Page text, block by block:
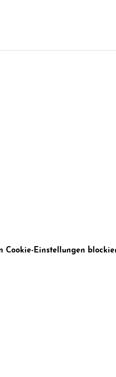
Cookie-Einstellungen